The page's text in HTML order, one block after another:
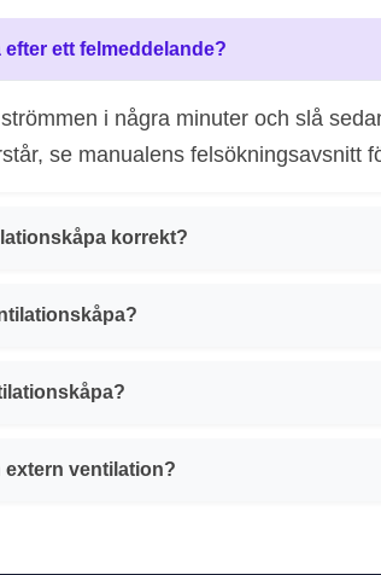
ett felmeddelande?
i några minuter och slå
se manualens felsökningsavsnitt
korrekt?
extern ventilation?